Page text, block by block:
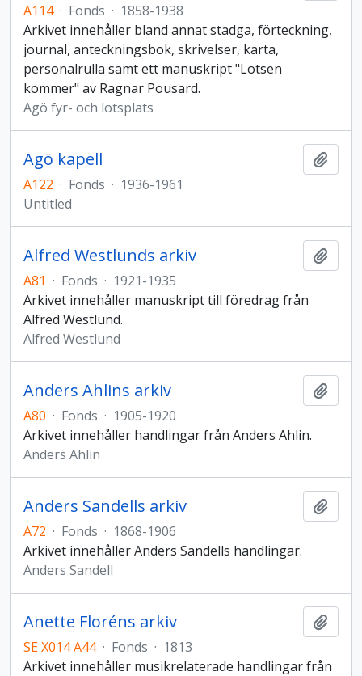
A114 · Fonds · 1858-1938
Arkivet innehåller bland annat stadga, förteckning,
journal, anteckningsbok, skrivelser, karta,
personalrulla samt ett manuskript "Lotsen
kommer" av Ragnar Pousard.
Agö fyr- och lotsplats
Agö kapell
A122 · Fonds · 1936-1961
Untitled
Alfred Westlunds arkiv
A81 · Fonds · 1921-1935
Arkivet innehåller manuskript till föredrag från
Alfred Westlund.
Alfred Westlund
Anders Ahlins arkiv
A80 · Fonds · 1905-1920
Arkivet innehåller handlingar från Anders Ahlin.
Anders Ahlin
Anders Sandells arkiv
A72 · Fonds · 1868-1906
Arkivet innehåller Anders Sandells handlingar.
Anders Sandell
Anette Floréns arkiv
SE X014 A44 · Fonds · 1813
Arkivet innehåller musikrelaterade handlingar från